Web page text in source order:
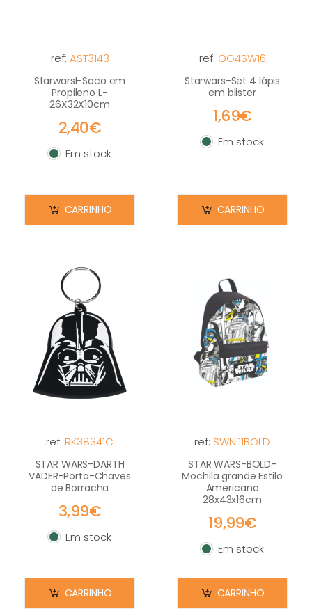
ref: AST3143
StarwarsI-Saco em
Propileno L-
26X32X10cm
2,40€
Em stock
Em stock
CARRINHO
ref: OG4SW16
Starwars-Set 4 lápis
em blister
1,69€
Em stock
Em stock
CARRINHO
ref: RK38341C
STAR WARS-DARTH
VADER-Porta-Chaves
de Borracha
3,99€
Em stock
Em stock
CARRINHO
ref: SWNI11BOLD
STAR WARS-BOLD-
Mochila grande Estilo
Americano
28x43x16cm
19,99€
Em stock
Em stock
CARRINHO